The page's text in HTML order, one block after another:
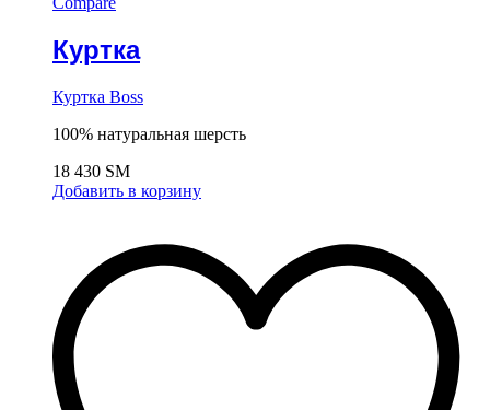
Куртка
Куртка Boss
100% натуральная шерсть
18 430 ЅМ
Добавить в корзину